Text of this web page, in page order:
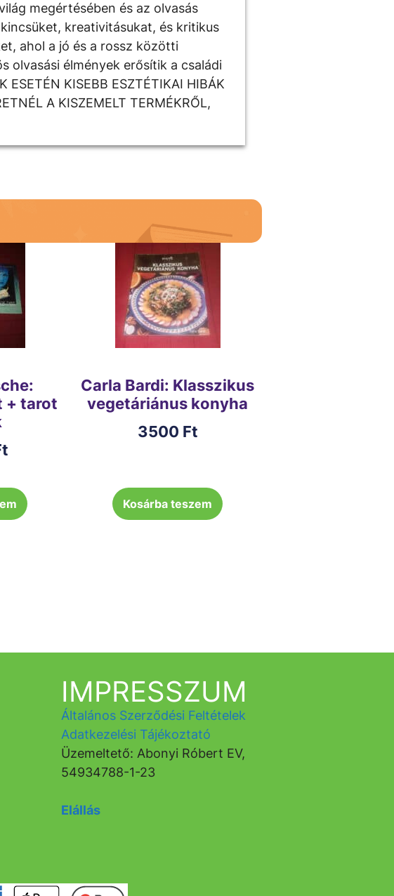
megértésében és az olvasás
kreativitásukat, és kritikus
ahol a jó és a rossz közötti
olvasási élmények erősítik a családi
KISEBB ESZTÉTIKAI HIBÁK
A KISZEMELT TERMÉKRŐL,
+ tarot
Carla Bardi: Klasszikus
vegetáriánus konyha
3500 Ft
Kosárba teszem
IMPRESSZUM
Általános Szerződési Feltételek
Adatkezelési Tájékoztató
Üzemeltető: Abonyi Róbert EV,
54934788-1-23
Elállás